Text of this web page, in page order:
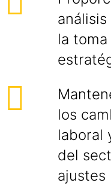
análisis
la
los
laboral
del
ajustes